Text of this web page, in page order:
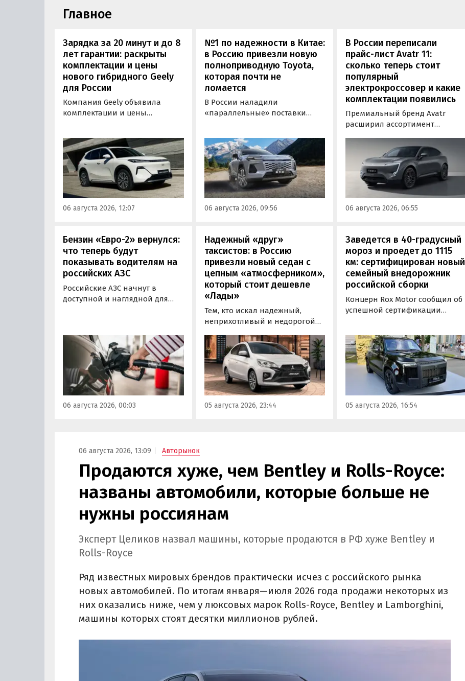
Главное
Зарядка за 20 минут и до 8
лет гарантии: раскрыты
комплектации и цены
нового гибридного Geely
для России
Компания Geely объявила
комплектации и цены
установкой последовательного
типа. Автомобиль оснащен
инновационной системой под
названием Electric Motor
Extended Range (EM-R) и может
заряжаться от 30 до 80% всего
за 20 минут.
06 августа 2026, 12:07
№1 по надежности в Китае:
в Россию привезли новую
полноприводную Toyota,
которая почти не
ломается
В России наладили
«параллельные» поставки
копией RAV4 для китайского
рынка. Там он стоит минимум 2
000 000 рублей по текущему
курсу, а у нас с учетом всех
расходов цены на них стартуют
от 3 700 000 рублей, выяснили
«Автоновости дня».
06 августа 2026, 09:56
В России переписали
прайс-лист Avatr 11:
сколько теперь стоит
популярный
электрокроссовер и какие
комплектации появились
Премиальный бренд Avatr
расширил ассортимент
кроссовера Avatr 11 в России
версиями 2026 года. Вместе с
этим из его прайс-листа
исчезло единственное
заднеприводное исполнение,
а минимальная цена модели
выросла на 760 тыс. рублей,
06 августа 2026, 06:55
Бензин «Евро-2» вернулся:
что теперь будут
показывать водителям на
российских АЗС
Российские АЗС начнут в
доступной и наглядной для
отпускаемого топлива. Это
позволит автовладельцам
осознанно выбрать топливо
определенного класса — от
«Евро-2» до «Евро-5»,
сообщили в Минэнерго РФ.
06 августа 2026, 00:03
Надежный «друг»
таксистов: в Россию
привезли новый седан с
цепным «атмосферником»,
который стоит дешевле
«Лады»
Тем, кто искал надежный,
неприхотливый и недорогой
может подойти популярный у
азиатских таксистов седан
Mitsubishi Attrage. В Таиланде
он стоит от 1 380 000 рублей по
текущему курсу, а «частник» из
Екатеринбурга просит за него 1
600 000 рублей, узнали
05 августа 2026, 23:44
Заведется в 40-градусный
мороз и проедет до 1115
км: сертифицирован новый
семейный внедорожник
российской сборки
Концерн Rox Motor сообщил об
успешной сертификации
Модель получила Одобрение
типа транспортного средства
(ОТТС), позволяющее
выпускаться на
калининградском заводе
«Автотор» с российским VIN-
номером.
05 августа 2026, 16:54
06 августа 2026, 13:09 Авторынок
Продаются хуже, чем Bentley и Rolls-Royce:
названы автомобили, которые больше не
нужны россиянам
Эксперт Целиков назвал машины, которые продаются в РФ хуже Bentley и
Rolls-Royce
Ряд известных мировых брендов практически исчез с российского рынка
новых автомобилей. По итогам января—июля 2026 года продажи некоторых из
них оказались ниже, чем у люксовых марок Rolls-Royce, Bentley и Lamborghini,
машины которых стоят десятки миллионов рублей.